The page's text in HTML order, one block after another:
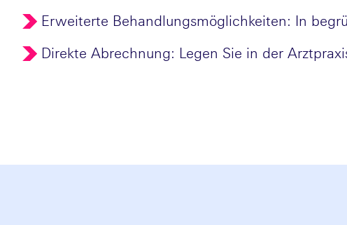
Erweiterte Behandlungsmöglichkeiten: In
Direkte Abrechnung: Legen Sie in der